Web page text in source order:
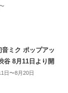
ミク ポップアッ
谷 8月11日より開
日〜8月20日